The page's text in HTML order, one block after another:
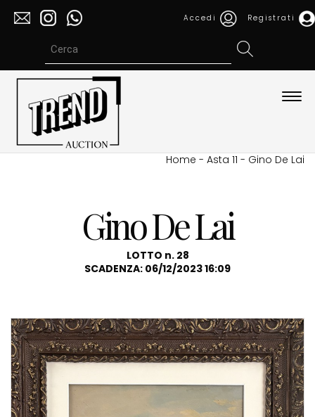
Accedi Registrati
Home - Asta 11 - Gino De Lai
Gino De Lai
LOTTO n. 28
SCADENZA: 06/12/2023 16:09